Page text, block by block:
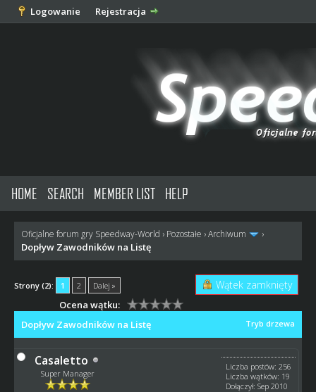
Logowanie Rejestracja
HOME SEARCH MEMBER LIST HELP
Oficjalne forum gry Speedway-World › Pozostałe ›Archiwum ›
Dopływ Zawodników na Listę
Strony (2): 1 2 Dalej » Wątek zamknięty
Ocena wątku:
Tryb drzewa
Dopływ Zawodników na Listę
Casaletto
Super Manager
Liczba postów: 256
Liczba wątków: 19
Dołączył: Sep 2010